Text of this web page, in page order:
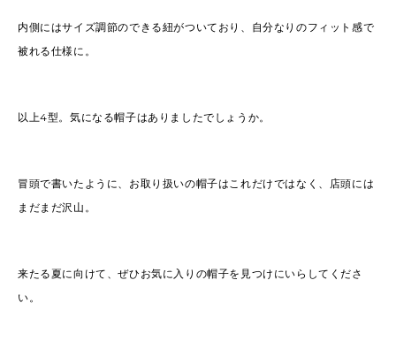
内側にはサイズ調節のできる紐がついており、自分なりのフィット感で
被れる仕様に。
以上4型。気になる帽子はありましたでしょうか。
冒頭で書いたように、お取り扱いの帽子はこれだけではなく、店頭には
まだまだ沢山。
来たる夏に向けて、ぜひお気に入りの帽子を見つけにいらしてくださ
い。